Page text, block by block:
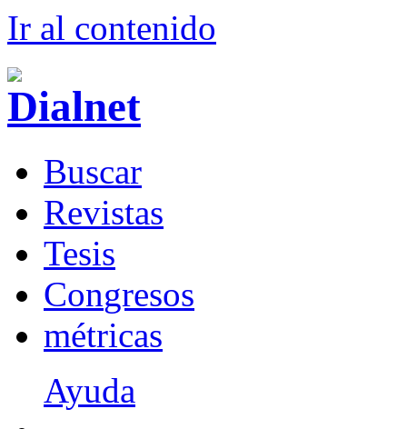
Ir al contenido
Buscar
Revistas
Tesis
Congresos
métricas
Ayuda